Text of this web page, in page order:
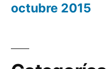
octubre 2015